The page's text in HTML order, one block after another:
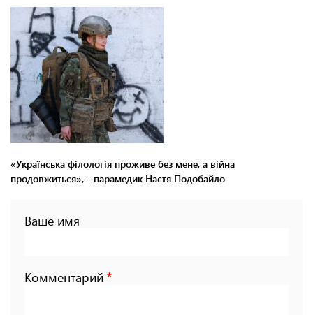
«Українська філологія проживе без мене, а війна
продовжиться», - парамедик Настя Подобайло
Ваше имя
Комментарий